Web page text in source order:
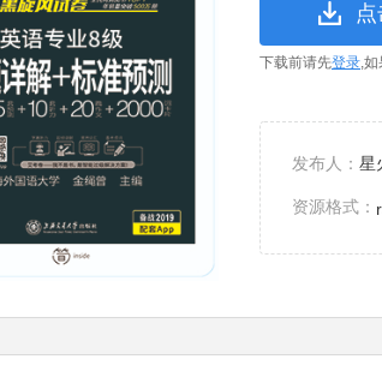
下载前请先登录,
发布人： 星
资源格式：